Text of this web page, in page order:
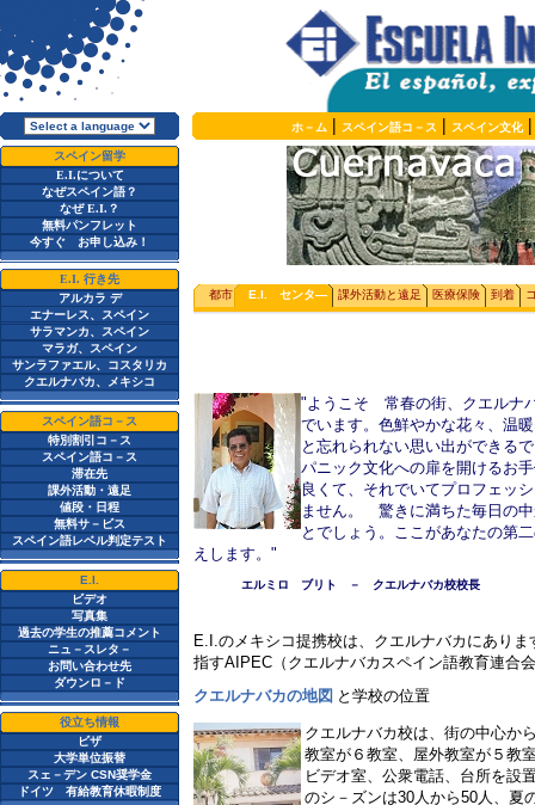
ホ－ム | スペイン語コ－ス | スペイン文化
スペイン留学
E.I.について
なぜスペイン語？
なぜE.I. ？
無料パンフレット
今すぐ お申し込み！
E.I. 行き先
アルカラ デ
エナーレス、スペイン
サラマンカ、スペイン
マラガ、スペイン
サンラファエル、コスタリカ
クエルナバカ、メキシコ
スペイン語コ－ス
特別割引コ－ス
スペイン語コ－ス
滞在先
課外活動・遠足
値段・日程
無料サ－ビス
スペイン語レベル判定テスト
E.I.
ビデオ
写真集
過去の学生の推薦コメント
ニュ－スレタ－
お問い合わせ先
ダウンロ－ド
役立ち情報
ビザ
大学単位振替
スェ－デン CSN奨学金
ドイツ 有給教育休暇制度
都市 E.I. センタ― 課外活動と遠足 医療保険 到着
"ようこそ 常春の街、クエルナ
でいます。色鮮やかな花々、温
と忘れられない思い出ができる
パニック文化への扉を開けるお
良くて、それでいてプロフェッ
ません。 驚きに満ちた毎日の
とでしょう。ここがあなたの第
えします。 "
エルミロ ブリト － クエルナバカ校校長
E.I.のメキシコ提携校は、クエルナバカにありま
指すAIPEC （クエルナバカスペイン語教育連合
クエルナバカの地図 と学校の位置
クエルナバカ校は、街の中心か
教室が６教室、屋外教室が５教
ビデオ室、公衆電話、台所を設
のシ－ズンは30人から50人、夏